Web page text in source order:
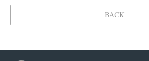
BACK